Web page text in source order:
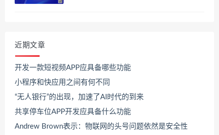
近期文章
开发一款短视频APP应具备哪些功能
小程序和快应用之间有何不同
“无人银行”的出现，加速了AI时代的到来
共享停车位APP开发应具备什么功能
Andrew Brown表示：物联网的头号问题依然是安全性